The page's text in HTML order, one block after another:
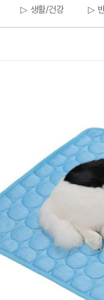
▷ 생활/건강 ▷